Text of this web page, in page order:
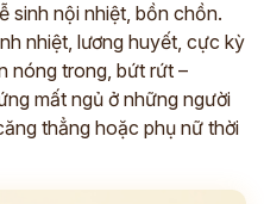
sinh nội nhiệt, bồn chồn.
nhiệt, lương huyết, cực kỳ
nóng trong, bứt rứt –
mất ngủ ở những người
thẳng hoặc phụ nữ thời